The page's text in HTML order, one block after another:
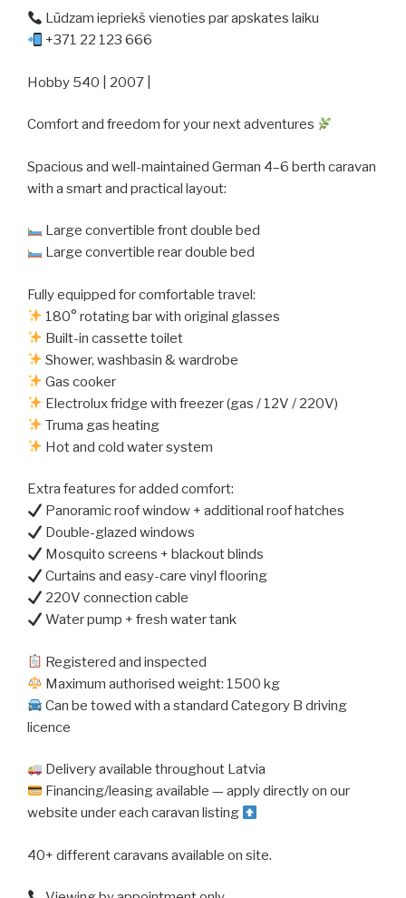
Lūdzam iepriekš vienoties par apskates laiku
+371 22 123 666
Hobby 540 | 2007 |
Comfort and freedom for your next adventures
Spacious and well-maintained German 4–6 berth caravan
with a smart and practical layout:
Large convertible front double bed
Large convertible rear double bed
Fully equipped for comfortable travel:
180° rotating bar with original glasses
Built-in cassette toilet
Shower, washbasin & wardrobe
Gas cooker
Electrolux fridge with freezer (gas / 12V / 220V)
Truma gas heating
Hot and cold water system
Extra features for added comfort:
Panoramic roof window + additional roof hatches
Double-glazed windows
Mosquito screens + blackout blinds
Curtains and easy-care vinyl flooring
220V connection cable
Water pump + fresh water tank
Registered and inspected
Maximum authorised weight: 1500 kg
Can be towed with a standard Category B driving
licence
Delivery available throughout Latvia
Financing/leasing available — apply directly on our
website under each caravan listing
40+ different caravans available on site.